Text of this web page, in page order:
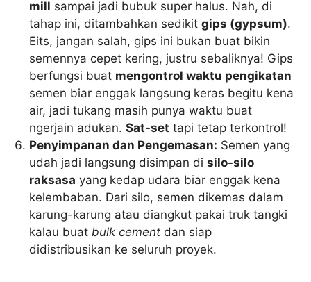
mill sampai jadi bubuk super halus. Nah, di
tahap ini, ditambahkan sedikitgips (gypsum).
Eits, jangan salah, gips ini bukan buat bikin
semennya cepet kering, justru sebaliknya! Gips
berfungsi buat mengontrol waktu pengikatan
semen biar enggak langsung keras begitu kena
air, jadi tukang masih punya waktu buat
ngerjain adukan.Sat-set tapi tetap terkontrol!
Penyimpanan dan Pengemasan: Semen yang
udah jadi langsung disimpan disilo-silo
raksasa yang kedap udara biar enggak kena
kelembaban. Dari silo, semen dikemas dalam
karung-karung atau diangkut pakai truk tangki
kalau buatbulk cement dan siap
didistribusikan ke seluruh proyek.